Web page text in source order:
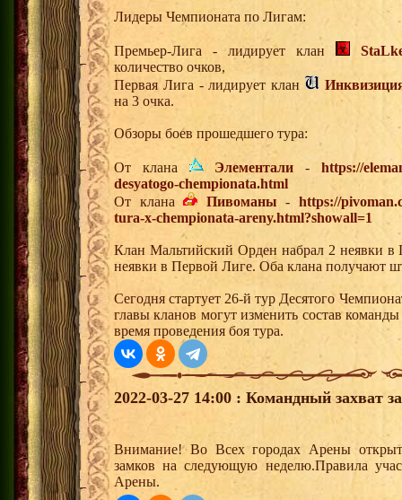
Лидеры Чемпионата по Лигам:
Премьер-Лига - лидирует клан
количество очков,
Первая Лига - лидирует клан
на 3 очка.
Обзоры боев прошедшего тура:
От клана Элементали -https://
desyatogo-chempionata.html
От клана
Пивоманы -https://
tura-x-chempionata-areny.html?showall=1
Клан Мальтийский Орден набрал 2 неявки
неявки в Первой Лиге. Оба клана получают
Сегодня стартует 26-й тур Десятого
главы кланов могут изменить состав
время проведения боя тура.
2022-03-27 14:00 : Командный захват
Внимание! Во Всех городах Арены
замков на следующую неделю.Правила
Арены.